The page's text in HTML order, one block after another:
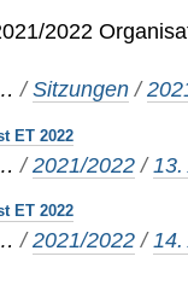
2022
/Sitzungen /
ET 2022
/2021/2022 /
ET 2022
/2021/2022 /14.